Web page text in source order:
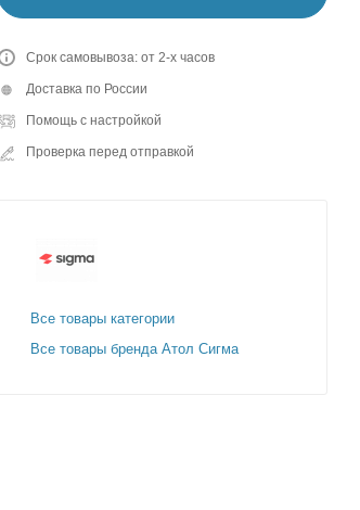
Срок самовывоза: от 2-х часов
Доставка по России
Помощь с настройкой
Проверка перед отправкой
Все товары категории
Все товары бренда Атол Сигма